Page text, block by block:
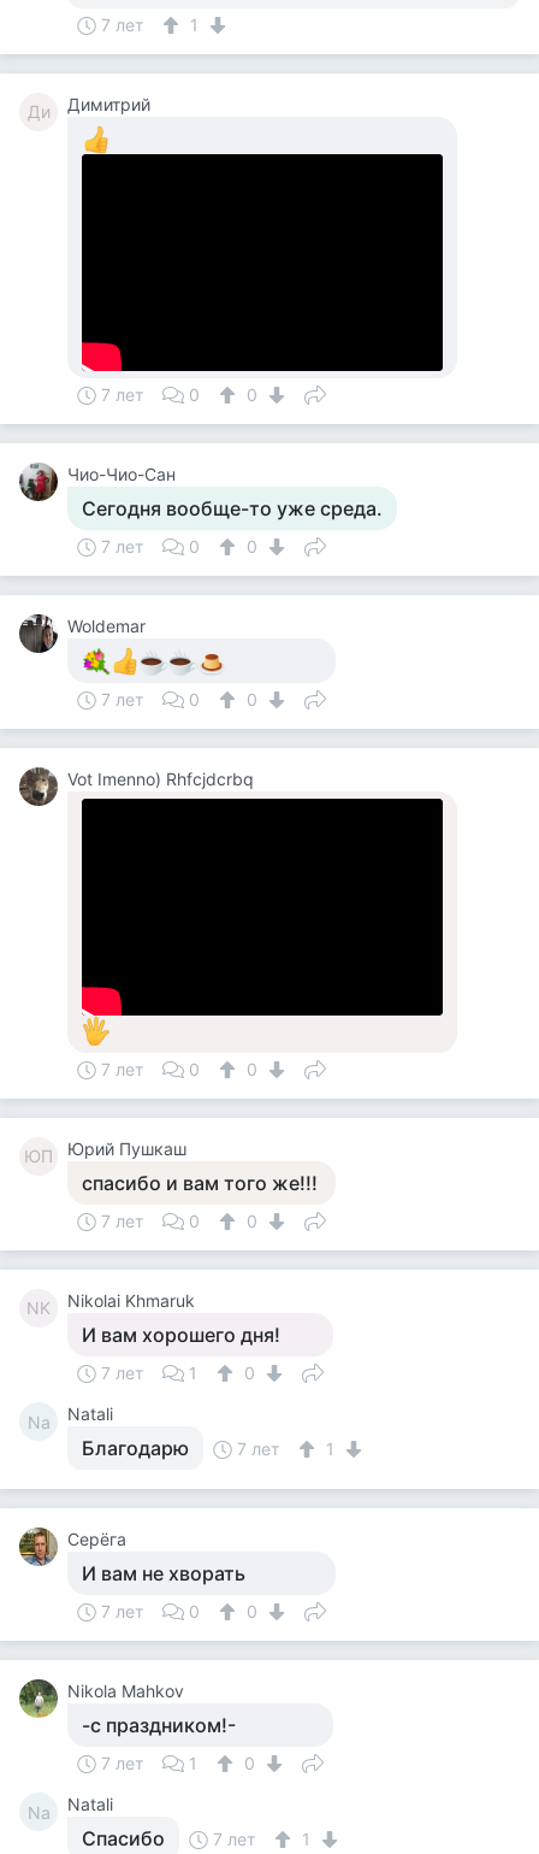
7 лет 1
Ди Димитрий
7 лет 0 0
Чио-Чио-Сан
Сегодня вообще-то уже среда.
7 лет 0 0
Woldemar
7 лет 0 0
Vot Imenno) Rhfcjdcrbq
7 лет 0 0
ЮП Юрий Пушкаш
спасибо и вам того же!!!
7 лет 0 0
NK Nikolai Khmaruk
И вам хорошего дня!
7 лет 1 0
Na Natali
Благодарю 7 лет 1
Серёга
И вам не хворать
7 лет 0 0
Nikola Mahkov
-с праздником!-
7 лет 1 0
Na Natali
Спасибо 7 лет 1